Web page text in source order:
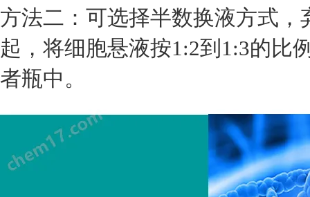
方法二：可选择半数换液方式
起，将细胞悬液按1:2到1:3的比
者瓶中。